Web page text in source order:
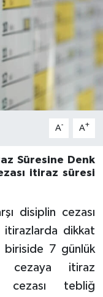
A- A+
Süresine Denk
itiraz süresi
disiplin cezası
itirazlarda dikkat
biriside 7 günlük
itiraz
cezası tebliğ